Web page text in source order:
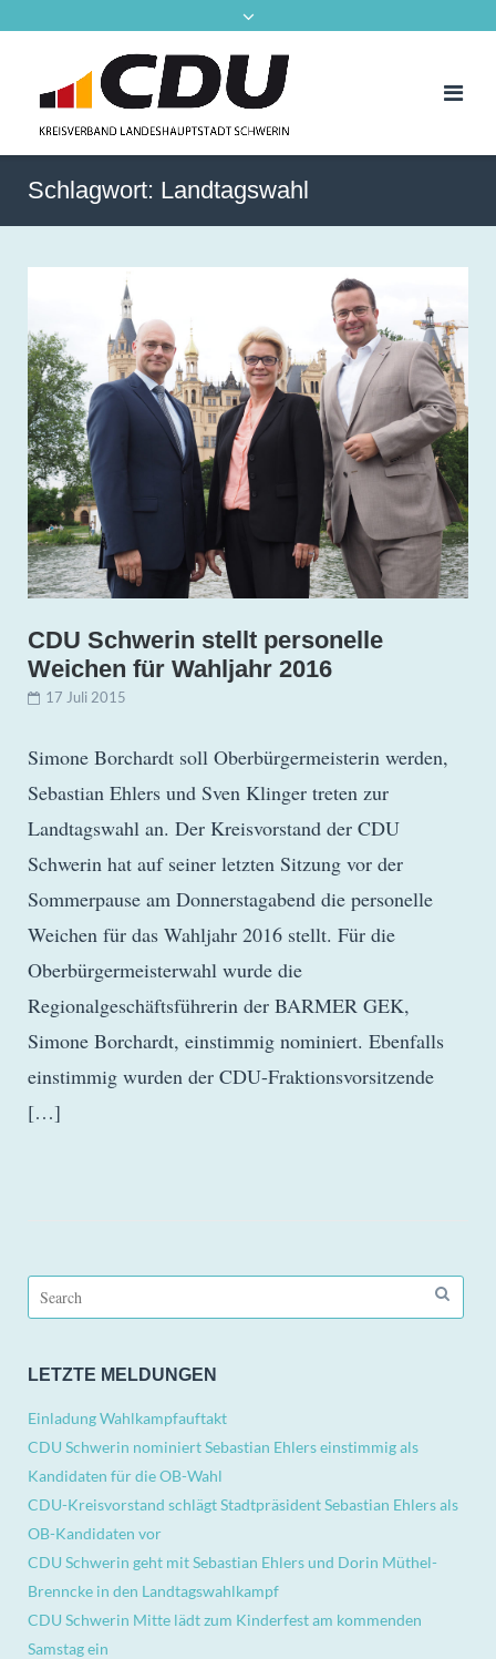
Schlagwort: Landtagswahl
CDU Schwerin stellt personelle
Weichen für Wahljahr 2016
17 Juli 2015
Simone Borchardt soll Oberbürgermeisterin werden,
Sebastian Ehlers und Sven Klinger treten zur
Landtagswahl an. Der Kreisvorstand der CDU
Schwerin hat auf seiner letzten Sitzung vor der
Sommerpause am Donnerstagabend die personelle
Weichen für das Wahljahr 2016 stellt. Für die
Oberbürgermeisterwahl wurde die
Regionalgeschäftsführerin der BARMER GEK,
Simone Borchardt, einstimmig nominiert. Ebenfalls
einstimmig wurden der CDU-Fraktionsvorsitzende
[…]
Search
for:
LETZTE MELDUNGEN
Einladung Wahlkampfauftakt
CDU Schwerin nominiert Sebastian Ehlers einstimmig als
Kandidaten für die OB-Wahl
CDU-Kreisvorstand schlägt Stadtpräsident Sebastian Ehlers als
OB-Kandidaten vor
CDU Schwerin geht mit Sebastian Ehlers und Dorin Müthel-
Brenncke in den Landtagswahlkampf
CDU Schwerin Mitte lädt zum Kinderfest am kommenden
Samstag ein